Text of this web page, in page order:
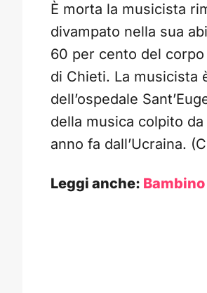
È morta la musicista
divampato nella sua
60 per cento del
di Chieti. La musicista
dell’ospedale
della musica colpito
anno fa dall’Ucraina.
Leggi anche: